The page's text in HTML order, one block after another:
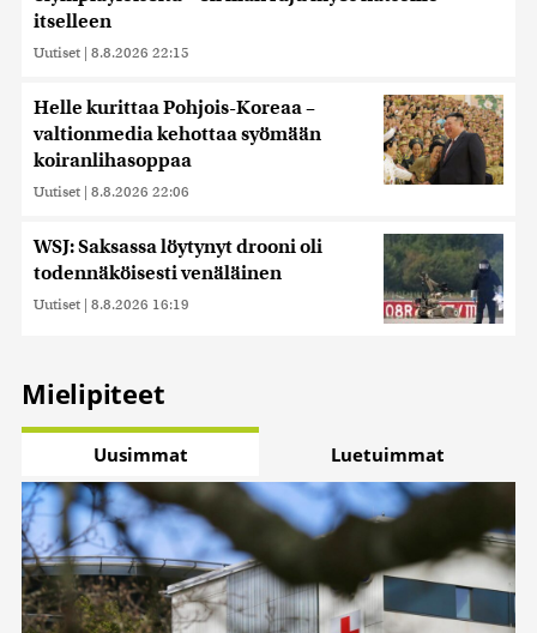
kerätty, kun olet käyttänyt heidän palvelujaan. Tietoja
saatetaan myös siirtää ulkomaille.
itselleen
Uutiset | 8.8.2026 22:15
Helle kurittaa Pohjois-Koreaa –
valtionmedia kehottaa syömään
koiranlihasoppaa
Uutiset | 8.8.2026 22:06
WSJ: Saksassa löytynyt drooni oli
todennäköisesti venäläinen
Uutiset | 8.8.2026 16:19
Mielipiteet
Uusimmat Luetuimmat